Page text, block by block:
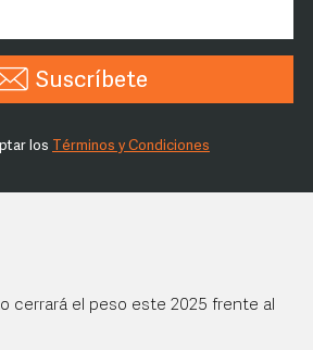
Suscríbete
los Términos y Condiciones
cerrará el peso este 2025 frente al